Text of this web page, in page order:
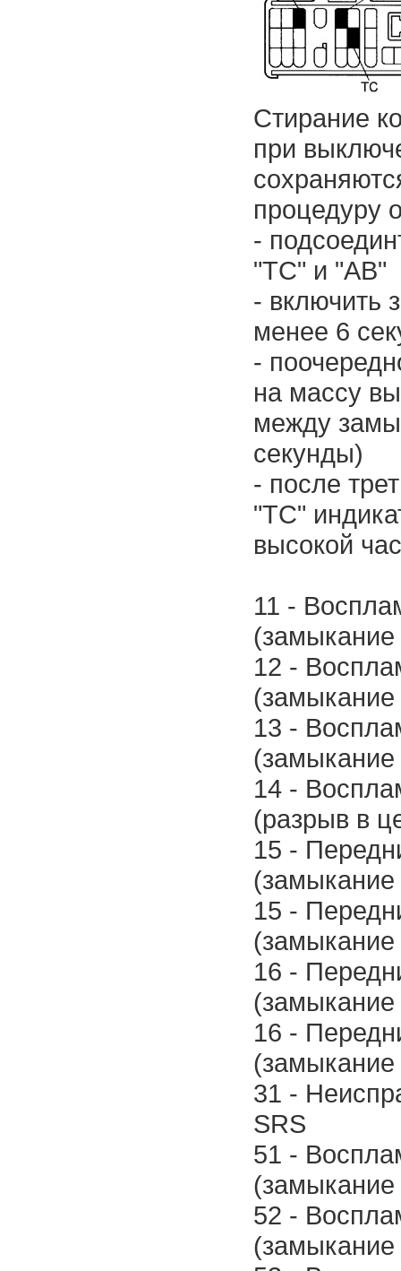
Стирание
при
процедуру
-
"TC" и "AB"
- включить
менее 6
-
на массу
между
секунды)
- после
"TC"
высокой
11 -
12 -
(замыкание
13 -
14 -
(разрыв в
15 -
15 -
(замыкание
16 -
16 -
(замыкание
31 -
SRS
51 -
52 -
(замыкание